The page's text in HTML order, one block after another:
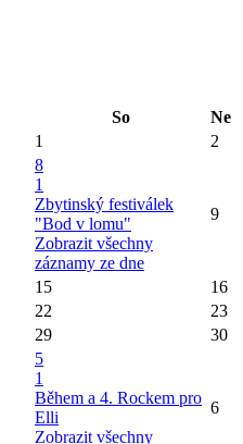
So
Ne
1 2
8
1
Zbytinský festiválek
"Bod v lomu"
Zobrazit všechny
záznamy ze dne
9
15
16
22
23
29 30
5
1
Během a 4. Rockem pro
Elli
Zobrazit všechny
6